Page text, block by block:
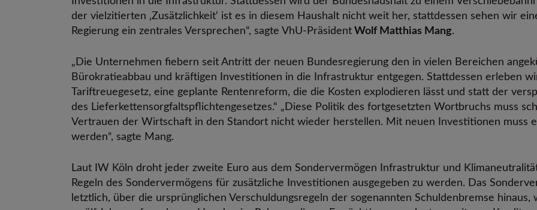
der vielzitierten ‚Zusätzlichkeit‘ ist es in diesem Haushalt nicht weit her, stattdessen sehen wir
Regierung ein zentrales Versprechen“, sagte VhU-Präsident Wolf Matthias Mang.
„Die Unternehmen fiebern seit Antritt der neuen Bundesregierung den in vielen Bereichen
Bürokratieabbau und kräftigen Investitionen in die Infrastruktur entgegen. Stattdessen erleben
Tariftreuegesetz, eine geplante Rentenreform, die die Kosten explodieren lässt und statt der
des Lieferkettensorgfaltspflichtengesetzes.“ „Diese Politik des fortgesetzten Wortbruchs muss
Vertrauen der Wirtschaft in den Standort nicht wieder herstellen. Mit neuen Investitionen muss
werden“, sagte Mang.
Laut IW Köln droht jeder zweite Euro aus dem Sondervermögen Infrastruktur und
Regeln des Sondervermögens für zusätzliche Investitionen ausgegeben zu werden. Das
letztlich, über die ursprünglichen Verschuldungsregeln der sogenannten Schuldenbremse